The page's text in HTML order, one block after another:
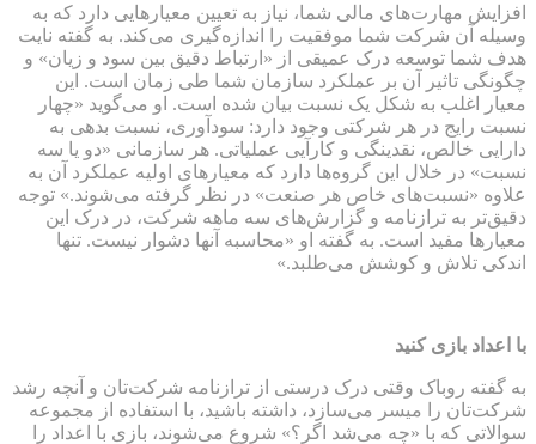
افزایش مهارت‌های مالی شما، نیاز به تعیین معیارهایی دارد که به
وسیله آن شرکت شما موفقیت را اندازه‌گیری می‌کند. به گفته نایت
هدف شما توسعه درک عمیقی از «ارتباط دقیق بین سود و زیان» و
چگونگی تاثیر آن بر عملکرد سازمان شما طی زمان است. این
معیار اغلب به شکل یک نسبت بیان شده است. او می‌گوید «چهار
نسبت رایج در هر شرکتی وجود دارد: سودآوری، نسبت بدهی به
دارایی خالص، نقدینگی و کارآیی عملیاتی. هر سازمانی «دو یا سه
نسبت» در خلال این گروه‌ها دارد که معیارهای اولیه عملکرد آن به
علاوه «نسبت‌های خاص هر صنعت» در نظر گرفته می‌شوند.» توجه
دقیق‌تر به ترازنامه و گزارش‌های سه ماهه شرکت‌، در درک این
معیارها مفید است. به گفته او «محاسبه آنها دشوار نیست. تنها
اندکی تلاش و کوشش می‌طلبد.»
با اعداد بازی کنید
به گفته روباک وقتی درک درستی از ترازنامه شرکت‌تان و آنچه رشد
شرکت‌تان را میسر می‌سازد، داشته باشید، با استفاده از مجموعه
سوالاتی که با «چه می‌شد اگر؟» شروع می‌شوند، بازی با اعداد را